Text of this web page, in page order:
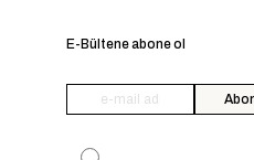
E-Bültene abone ol